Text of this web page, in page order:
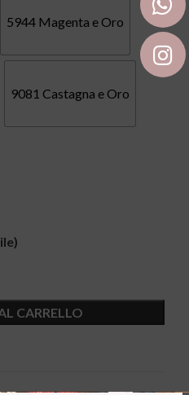
5944 Magenta e Oro
9081 Castagna e Oro
CARRELLO